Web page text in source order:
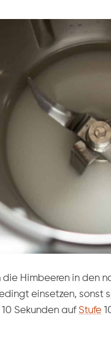
die Himbeeren in den
einsetzen, sonst
Sekunden aufStufe